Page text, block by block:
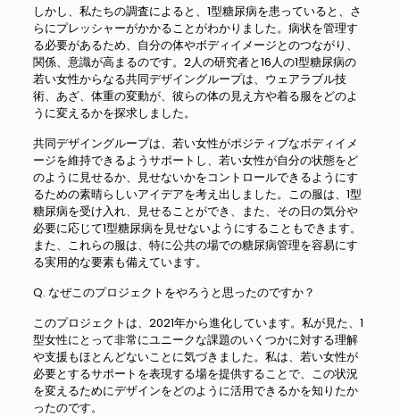
しかし、私たちの調査によると、1型糖尿病を患っていると、さ
らにプレッシャーがかかることがわかりました。病状を管理す
る必要があるため、自分の体やボディイメージとのつながり、
関係、意識が高まるのです。2人の研究者と16人の1型糖尿病の
若い女性からなる共同デザイングループは、ウェアラブル技
術、あざ、体重の変動が、彼らの体の見え方や着る服をどのよ
うに変えるかを探求しました。
共同デザイングループは、若い女性がポジティブなボディイメ
ージを維持できるようサポートし、若い女性が自分の状態をど
のように見せるか、見せないかをコントロールできるようにす
るための素晴らしいアイデアを考え出しました。この服は、1型
糖尿病を受け入れ、見せることができ、また、その日の気分や
必要に応じて1型糖尿病を見せないようにすることもできます。
また、これらの服は、特に公共の場での糖尿病管理を容易にす
る実用的な要素も備えています。
Q. なぜこのプロジェクトをやろうと思ったのですか？
このプロジェクトは、2021年から進化しています。私が見た、1
型女性にとって非常にユニークな課題のいくつかに対する理解
や支援もほとんどないことに気づきました。私は、若い女性が
必要とするサポートを表現する場を提供することで、この状況
を変えるためにデザインをどのように活用できるかを知りたか
ったのです。